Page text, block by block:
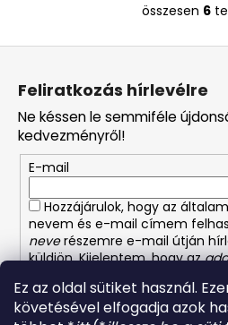
Ez az oldal sütiket használ.
követésével elfogadja azok
L
i
a
i
á
n
y
í
t
á
e
l
összesen 6
L
Feliratkozás hírlevélre
Ne késsen le semmiféle
kedvezményről!
E-mail
Hozzájárulok, hogy az
nevem és e-mail címem
neverészemre e-mail útján
küldjön. Kijelentem, hogy az
bármikor visszavonhatom.